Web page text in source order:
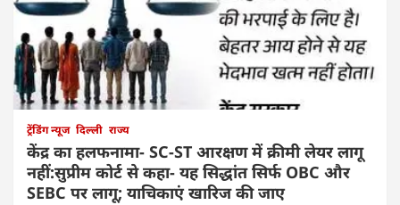
ट्रेंडिंग न्यूज दिल्ली राज्य
केंद्र का हलफनामा- SC-ST आरक्षण में क्रीमी लेयर लागू
नहीं:सुप्रीम कोर्ट से कहा- यह सिद्धांत सिर्फ OBC और
SEBC पर लागू; याचिकाएं खारिज की जाए